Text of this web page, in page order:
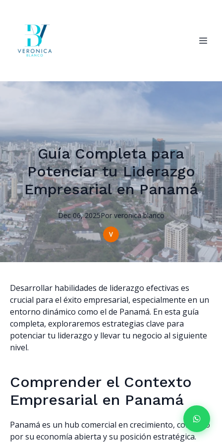
Guía Completa para
Potenciar tu Liderazgo
Empresarial en Panamá
Dec 06, 2025Por veronica blanco
Desarrollar habilidades de liderazgo efectivas es
crucial para el éxito empresarial, especialmente en un
entorno dinámico como el de Panamá. En esta guía
completa, exploraremos estrategias clave para
potenciar tu liderazgo y llevar tu negocio al siguiente
nivel.
Comprender el Contexto
Empresarial en Panamá
Panamá es un hub comercial en crecimiento, conocido
por su economía abierta y su posición estratégica.